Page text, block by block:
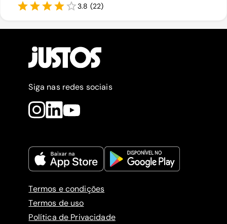
3.8 (22)
Siga nas redes sociais
Termos e condições
Termos de uso
Política de Privacidade